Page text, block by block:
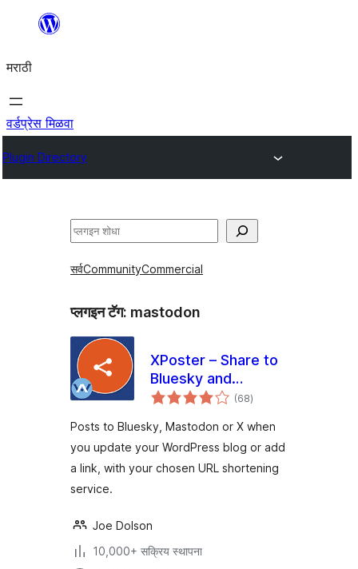
सामुग्रीवर
मराठी
वर्डप्रेस मिळवा
Plugin Directory
शोधा
सर्वCommunityCommercial
प्लगइन टॅग: mastodon
XPoster – Share to
Bluesky and
Mastodon
(68एकूण
मूल्यांकन
)
Posts to Bluesky, Mastodon or X when
you update your WordPress blog or add
a link, with your chosen URL shortening
service.
Joe Dolson
10,000+ सक्रिय स्थापना